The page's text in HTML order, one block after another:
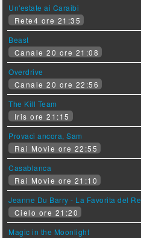
Un'estate ai Caraibi
Rete4 ore 21:35
Beast
Canale 20 ore 21:08
Overdrive
Canale 20 ore 22:56
The Kill Team
Iris ore 21:15
Provaci ancora, Sam
Rai Movie ore 22:55
Casablanca
Rai Movie ore 21:10
Jeanne Du Barry - La Favorita del Re
Cielo ore 21:20
Magic in the Moonlight